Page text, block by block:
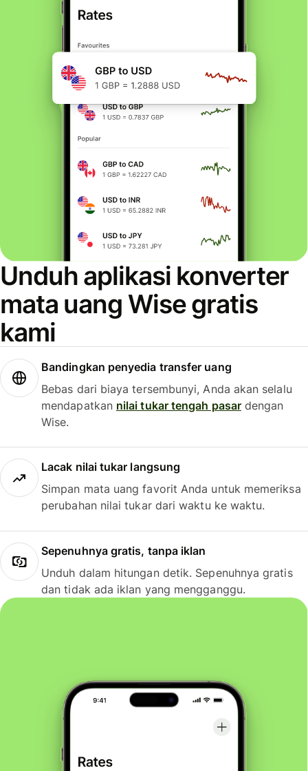
Unduh aplikasi konverter
mata uang Wise gratis
kami
Bandingkan penyedia transfer uang
Bebas dari biaya tersembunyi, Anda akan selalu
mendapatkan nilai tukar tengah pasardengan
Wise.
Lacak nilai tukar langsung
Simpan mata uang favorit Anda untuk memeriksa
perubahan nilai tukar dari waktu ke waktu.
Sepenuhnya gratis, tanpa iklan
Unduh dalam hitungan detik. Sepenuhnya gratis
dan tidak ada iklan yang mengganggu.